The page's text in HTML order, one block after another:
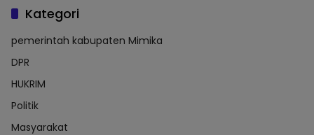
Kategori
pemerintah kabupaten Mimika
DPR
HUKRIM
Politik
Masyarakat